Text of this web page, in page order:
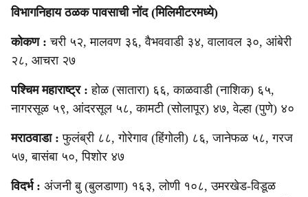
विभागनिहाय ठळक पावसाची नोंद (मिलिमीटरमध्ये)
कोकण : चरी ५२, मालवण ३६, वैभववाडी ३४, वालावल ३०, आंबेरी
२८, आचरा २७
पश्चिम महाराष्ट्र : होळ (सातारा) ६६, काळवाडी (नाशिक) ६५,
नागरसूळ ५९, आंदरसूल ५८, कामटी (सोलापूर) ४७, वेल्हा (पुणे) ४०
मराठवाडा : फुलंब्री ८८, गोरेगाव (हिंगोली) ८६, जानेफळ ५८, गरज
५७, बासंबा ५०, पिशोर ४७
विदर्भ : अंजनी बु (बुलडाणा) १६३, लोणी १०८, उमरखेड-विडूळ